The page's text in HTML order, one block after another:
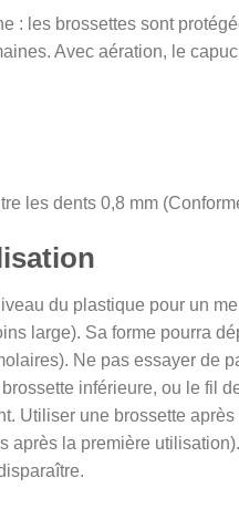
: les brossettes sont
Avec aération, le
les dents 0,8 mm
du plastique pour un
large). Sa forme pourra
Ne pas essayer de
inférieure, ou le fil
Utiliser une brossette
après la première